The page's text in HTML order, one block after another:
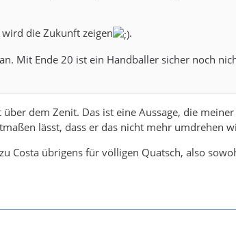
die Zukunft zeigen
.
Mit Ende 20 ist ein Handballer sicher noch
dem Zenit. Das ist eine Aussage, die
lässt, dass er das nicht mehr umdrehen
Costa übrigens für völligen Quatsch, also